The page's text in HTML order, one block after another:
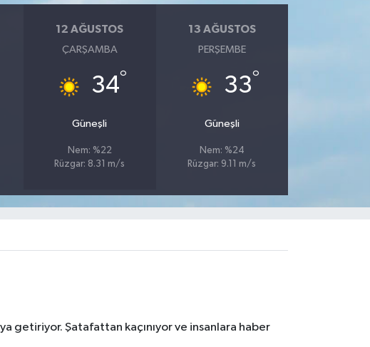
12 AĞUSTOS
ÇARŞAMBA
34°
Güneşli
Nem: %22
Rüzgar: 8.31 m/s
13 AĞUSTOS
PERŞEMBE
33°
Güneşli
Nem: %24
Rüzgar: 9.11 m/s
getiriyor. Şatafattan kaçınıyor ve insanlara haber